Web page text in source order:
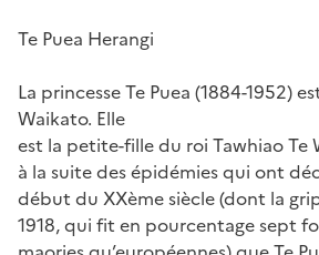
Te Puea Herangi
La princesse Te Puea (1884-1952)
Waikato. Elle
est la petite-fille du roi Tawhiao Te
à la suite des épidémies qui ont
début du XXème siècle (dont la
1918, qui fit en pourcentage sept